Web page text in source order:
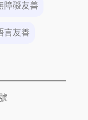
障礙友善
言友善